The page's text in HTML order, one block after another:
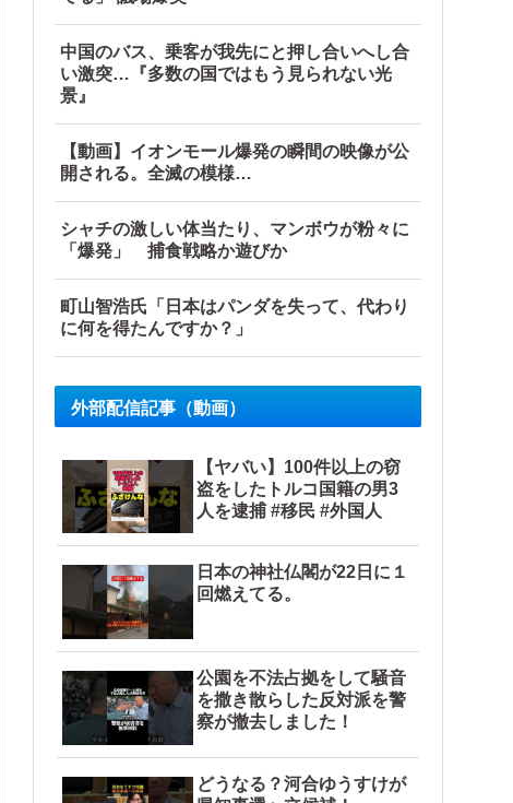
w w w w w w
と日本人は何か適当に作る感じがしない・...
中国のバス、乗客が我先にと押し合いへし合
い激突…『多数の国ではもう見られない光
景』
【動画】イオンモール爆発の瞬間の映像が公
開される。全滅の模様…
シャチの激しい体当たり、マンボウが粉々に
「爆発」 捕食戦略か遊びか
町山智浩氏「日本はパンダを失って、代わり
に何を得たんですか？」
外部配信記事（動画）
【ヤバい】100件以上の窃
盗をしたトルコ国籍の男3
人を逮捕 #移民 #外国人
日本の神社仏閣が22日に１
回燃えてる。
公園を不法占拠をして騒音
を撒き散らした反対派を警
察が撤去しました！
どうなる？河合ゆうすけが